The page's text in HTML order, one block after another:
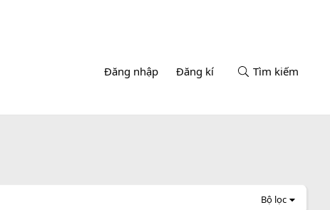
Đăng nhập Đăng kí Tìm kiếm
Bộ lọc